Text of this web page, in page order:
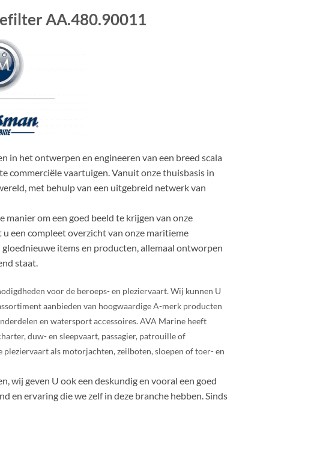
AA.480.90011
in het ontwerpen en engineeren van een breed scala
commerciële vaartuigen.Vanuit onze thuisbasis in
met behulp van een uitgebreid netwerk van
om een ​​goed beeld te krijgen van onze
een compleet overzicht van onze maritieme
items en producten, allemaal ontworpen
staat.
voor de beroeps- en pleziervaart. Wij kunnen U
aanbieden van hoogwaardige A-merk producten
en watersport accessoires. AVA Marine heeft
duw- en sleepvaart, passagier, patrouille of
als motorjachten, zeilboten, sloepen of toer- en
wij geven U ook een deskundig en vooral een goed
en ervaring die we zelf in deze branche hebben. Sinds